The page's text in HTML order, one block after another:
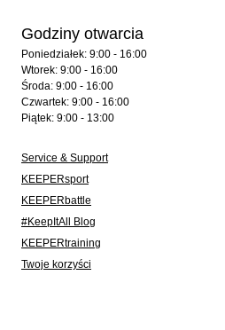
Godziny otwarcia
Poniedziałek: 9:00 - 16:00
Wtorek: 9:00 - 16:00
Środa: 9:00 - 16:00
Czwartek: 9:00 - 16:00
Piątek: 9:00 - 13:00
Service & Support
KEEPERsport
KEEPERbattle
#KeepItAll Blog
KEEPERtraining
Twoje korzyści